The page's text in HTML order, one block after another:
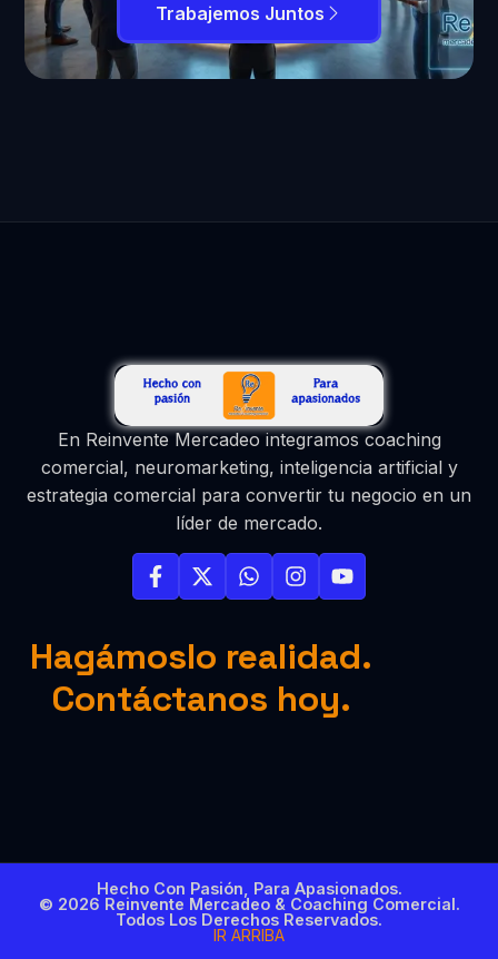
Trabajemos Juntos
En Reinvente Mercadeo integramos coaching
comercial, neuromarketing, inteligencia artificial y
estrategia comercial para convertir tu negocio en un
líder de mercado.
Hagámoslo realidad.
Contáctanos hoy.
Hecho Con Pasión, Para Apasionados.
© 2026 Reinvente Mercadeo & Coaching Comercial.
Todos Los Derechos Reservados.
IR ARRIBA